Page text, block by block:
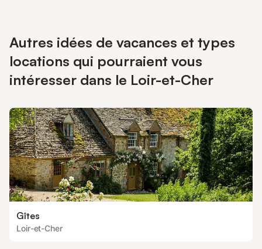
Autres idées de vacances et types
locations qui pourraient vous
intéresser dans le Loir-et-Cher
Gîtes
Loir-et-Cher